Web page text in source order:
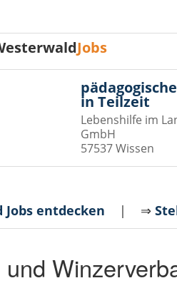
Jobs
in Teilzeit
Lebenshilfe im
GmbH
57537 Wissen
entdecken | ⇒